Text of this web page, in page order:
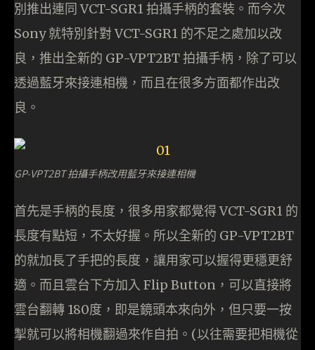
別推出連同 VCT-SGR1 拍攝手柄的套裝。而今次
Sony 就特別針對 VCT-SGR1 的不足之處加以改
良，推出全新的 GP-VPT2BT 拍攝手柄，除了可以
透過藍牙來接連相機，而且在很多方面都作出改
良。
GP-VPT2BT 拍攝手柄改用藍牙來接連相機
首先是手柄的長度，很多用家都覺得 VCT-SGR1 的
長度有點短，不太好握。所以全新的 GP-VPT2BT
的就加長了手把的長度，讓用家可以握得更穩更舒
適。而且雲台下方加入 Flip Button，可以直接將
雲台翻轉 180度，即是鏡頭本來向外，但只要一按
掣就可以將相機翻過來作自拍。(以往需要把相機從